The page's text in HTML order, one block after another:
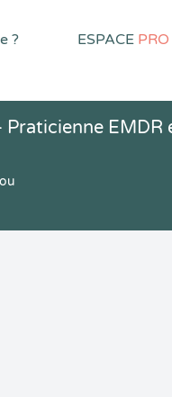
? ESPACE PRO
Praticienne